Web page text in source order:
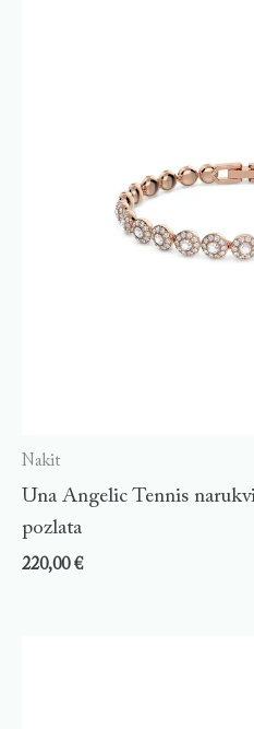
Nakit
Una Angelic Tennis
pozlata
220,00€